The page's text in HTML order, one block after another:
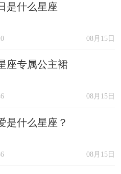
是什么星座
08月15日
座专属公主裙
08月15日
是什么星座？
08月15日